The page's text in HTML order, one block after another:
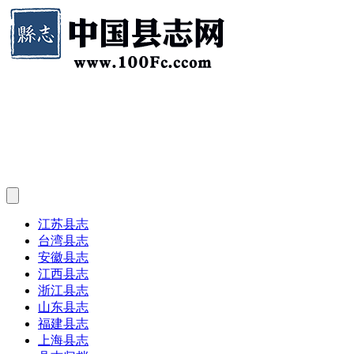
江苏县志
台湾县志
安徽县志
江西县志
浙江县志
山东县志
福建县志
上海县志